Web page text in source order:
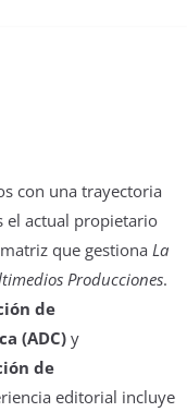
con una trayectoria
el actual propietario
que gestionaLa
Producciones.
de
(ADC) y
de
editorial incluye